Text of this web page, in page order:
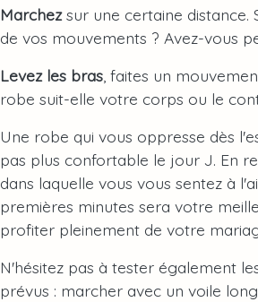
Marchezsur une certaine distance.
de vos mouvements ? Avez-vous
Levez les bras , faites un
robe suit-elle votre corps ou le
Une robe qui vous oppresse dès
pas plus confortable le jour J. En
dans laquelle vous vous sentez à
premières minutes sera votre
profiter pleinement de votre
N'hésitez pas à tester également
prévus : marcher avec un voile